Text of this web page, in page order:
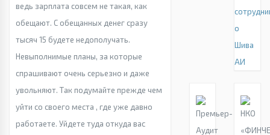
ведь зарплата совсем не такая, как
обещают. С обещанных денег сразу
тысяч 15 будете недополучать.
Невыполнимые планы, за которые
спрашивают очень серьезно и даже
увольняют. Так подумайте прежде чем
уйти со своего места , где уже давно
работаете. Уйдете туда откуда вас
о
Шива
АИ